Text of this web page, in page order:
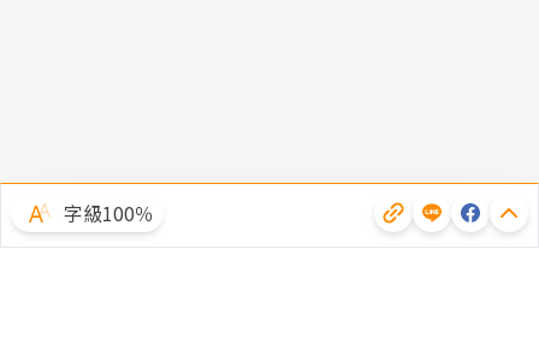
字級100％